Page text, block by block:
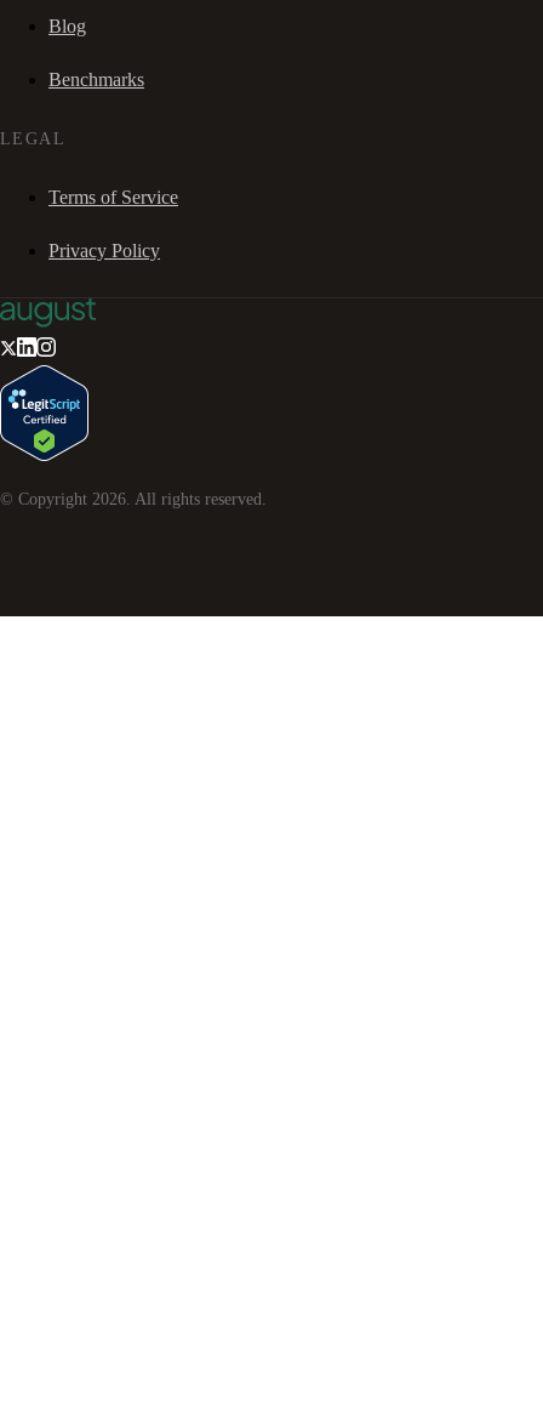
Blog
Benchmarks
LEGAL
Terms of Service
Privacy Policy
© Copyright 2026. All rights reserved.